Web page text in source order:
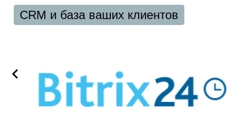
CRM и база ваших клиентов